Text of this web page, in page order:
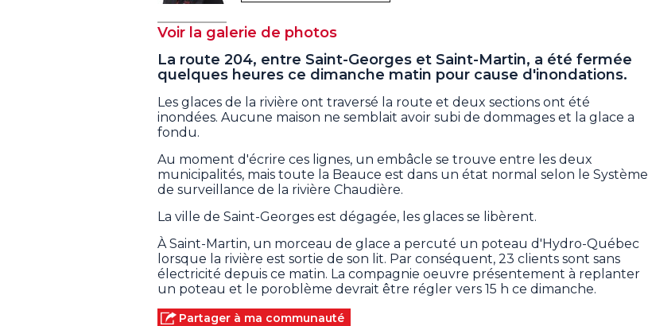
Voir la galerie de photos
La route 204, entre Saint-Georges et Saint-Martin, a été fermée
quelques heures ce dimanche matin pour cause d'inondations.
Les glaces de la rivière ont traversé la route et deux sections ont été
inondées. Aucune maison ne semblait avoir subi de dommages et la glace a
fondu.
Au moment d'écrire ces lignes, un embâcle se trouve entre les deux
municipalités, mais toute la Beauce est dans un état normal selon le Système
de surveillance de la rivière Chaudière.
La ville de Saint-Georges est dégagée, les glaces se libèrent.
À Saint-Martin, un morceau de glace a percuté un poteau d'Hydro-Québec
lorsque la rivière est sortie de son lit. Par conséquent, 23 clients sont sans
électricité depuis ce matin. La compagnie oeuvre présentement à replanter
un poteau et le poroblème devrait être régler vers 15 h ce dimanche.
Partager à ma communauté